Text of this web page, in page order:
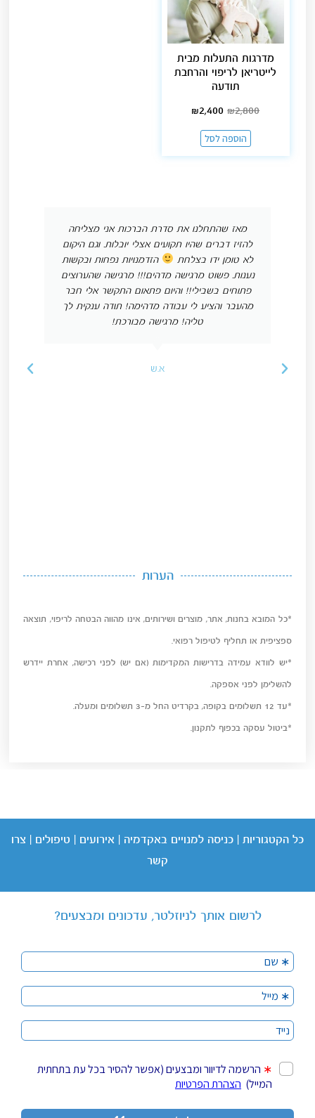
מדרגות התעלות מבית
לייטריאן לריפוי והרחבת
תודעה
₪2,800
₪2,400
הוספה לסל
מאז שהתחלנו את סדרת הברכות אני מצליחה
להזיז דברים שהיו תקועים אצלי יובלות. וגם היקום
לא טומן ידו בצלחת
הזדמנויות נפחות ובקשות
נענות. פשוט מרגישה מדהים!!! מרגישה שהערוצים
פתוחים בשבילי!! והיום פתאום התקשר אלי חבר
מהעבר והציע לי עבודה מדהימה! תודה ענקית לך
טליה! מרגישה מבורכת!
א.ש
הערות
*כל המובא בחנות, אתר, מוצרים ושירותים, אינו מהווה הבטחה לריפוי, תוצאה
ספציפית או תחליף לטיפול רפואי.
*יש לוודא עמידה בדרישות המקדימות (אם יש) לפני רכישה, אחרת יידרש
להשלימן לפני אספקה.
*עד 12 תשלומים בקופה, בקרדיט החל מ-3 תשלומים ומעלה.
*ביטול עסקה בכפוף לתקנון.
כל הקטגוריות | כניסה למנויים באקדמיה | אירועים | טיפולים | צרו
קשר
לרשום אותך לניוזלטר, עדכונים ומבצעים?